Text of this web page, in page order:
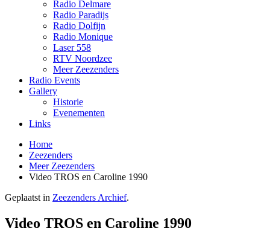
Radio Delmare
Radio Paradijs
Radio Dolfijn
Radio Monique
Laser 558
RTV Noordzee
Meer Zeezenders
Radio Events
Gallery
Historie
Evenementen
Links
Home
Zeezenders
Meer Zeezenders
Video TROS en Caroline 1990
Geplaatst in Zeezenders Archief.
Video TROS en Caroline 1990